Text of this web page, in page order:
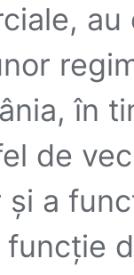
în
de
a
funcţie